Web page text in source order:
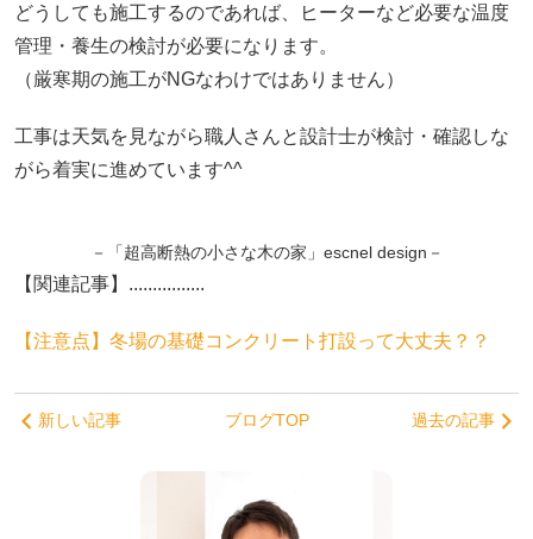
どうしても施工するのであれば、ヒーターなど必要な温度
管理・養生の検討が必要になります。
（厳寒期の施工がNGなわけではありません）
工事は天気を見ながら職人さんと設計士が検討・確認しな
がら着実に進めています^^
－「超高断熱の小さな木の家」escnel design－
【関連記事】................
【注意点】冬場の基礎コンクリート打設って大丈夫？？
新しい記事 ブログTOP 過去の記事